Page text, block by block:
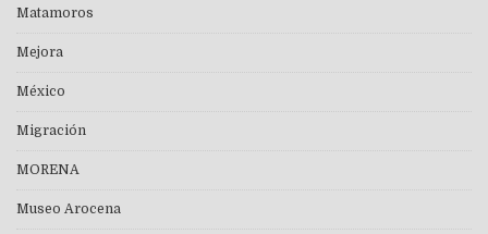
Matamoros
Mejora
México
Migración
MORENA
Museo Arocena